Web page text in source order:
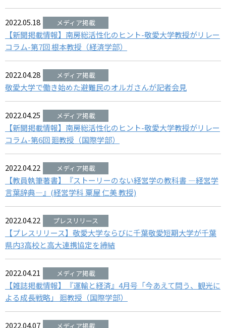
2022.05.18
【新聞掲載情報】南房総活性化のヒント-敬愛大学教授がリレー
コラム-第7回 根本教授（経済学部）
2022.04.28
敬愛大学で働き始めた避難民のオルガさんが記者会見
2022.04.25
【新聞掲載情報】南房総活性化のヒント-敬愛大学教授がリレー
コラム-第6回 廻教授（国際学部）
2022.04.22
【教員執筆著書】『ストーリーのない経営学の教科書 ―経営学
言葉辞典―』(経営学科 粟屋 仁美 教授)
2022.04.22
【プレスリリース】敬愛大学ならびに千葉敬愛短期大学が千葉
県内3高校と高大連携協定を締結
2022.04.21
【雑誌掲載情報】『運輸と経済』4月号「今あえて問う、観光に
よる成長戦略」 廻教授（国際学部）
2022.04.07